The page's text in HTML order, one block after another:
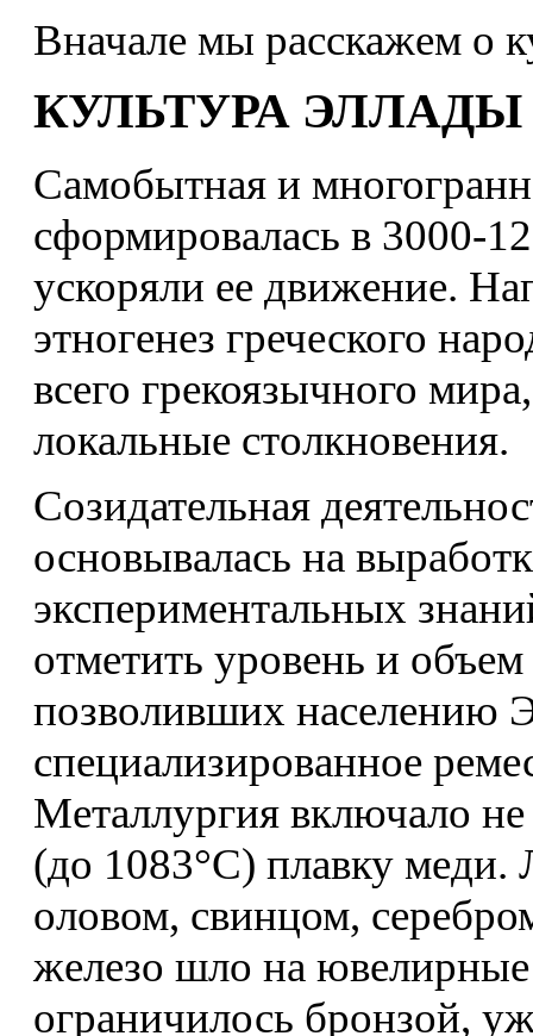
Вначале мы расскажем о
КУЛЬТУРА ЭЛЛАДЫ
Самобытная и
сформировалась в 3000-
ускоряли ее движение.
этногенез греческого
всего грекоязычного
локальные столкновения.
Созидательная
основывалась на
экспериментальных
отметить уровень и
позволивших населению
специализированное
Металлургия включало
(до 1083°С) плавку меди.
оловом, свинцом,
железо шло на ювелирные
ограничилось бронзой,